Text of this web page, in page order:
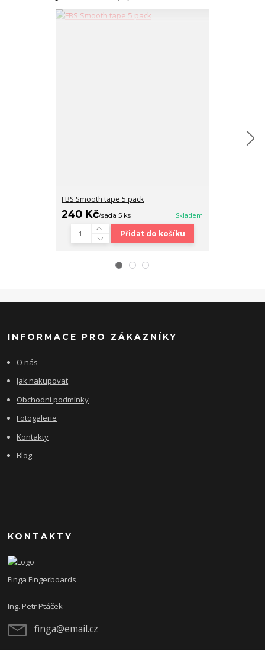
FBS Smooth tape 5 pack
240 Kč/sada 5 ks Skladem
Přidat do košíku
INFORMACE PRO ZÁKAZNÍKY
O nás
Jak nakupovat
Obchodní podmínky
Fotogalerie
Kontakty
Blog
KONTAKTY
Finga Fingerboards
Ing. Petr Ptáček
finga@email.cz